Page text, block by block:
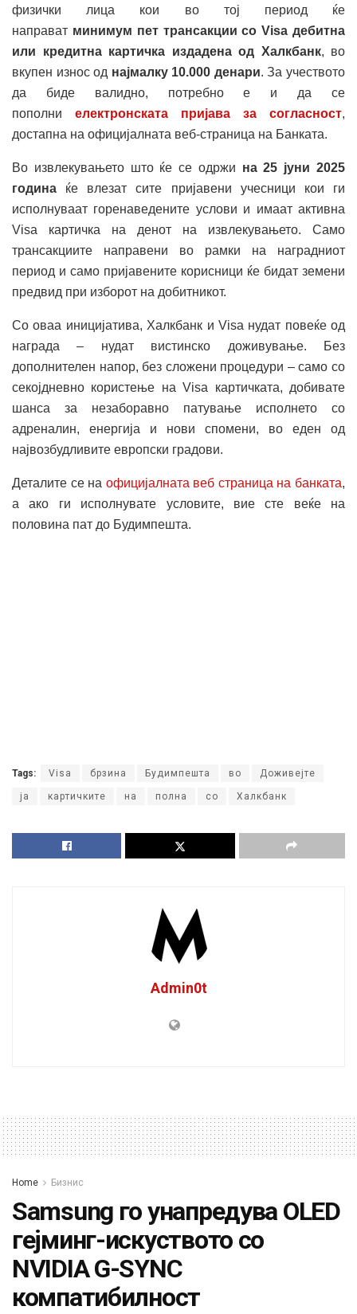
физички лица кои во тој период ќе
направат минимум пет трансакции со Visa дебитна
или кредитна картичка издадена од Халкбанк, во
вкупен износ од најмалку 10.000 денари. За учеството
да биде валидно, потребно е и да се
пополни електронската пријава за согласност,
достапна на официјалната веб-страница на Банката.
Во извлекувањето што ќе се одржи на 25 јуни 2025
година ќе влезат сите пријавени учесници кои ги
исполнуваат горенаведените услови и имаат активна
Visa картичка на денот на извлекувањето. Само
трансакциите направени во рамки на наградниот
период и само пријавените корисници ќе бидат земени
предвид при изборот на добитникот.
Со оваа иницијатива, Халкбанк и Visa нудат повеќе од
награда – нудат вистинско доживување. Без
дополнителен напор, без сложени процедури – само со
секојдневно користење на Visa картичката, добивате
шанса за незаборавно патување исполнето со
адреналин, енергија и нови спомени, во еден од
највозбудливите европски градови.
Деталите се на официјалната веб страница на банката,
а ако ги исполнувате условите, вие сте веќе на
половина пат до Будимпешта.
Tags: Visa брзина Будимпешта во Доживејте
ја картичките на полна со Халкбанк
Admin0t
Home Бизнис
Samsung го унапредува OLED
гејминг-искуството со
NVIDIA G-SYNC
компатибилност